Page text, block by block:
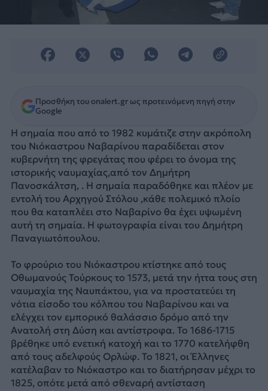
Προσθήκη του onalert.gr ως προτεινόμενη πηγή στην
Google
Η σημαία που από το 1982 κυμάτιζε στην ακρόπολη
του Νιόκαστρου Ναβαρίνου παραδίδεται στον
κυβερνήτη της φρεγάτας που φέρει το όνομα της
ιστορικής ναυμαχίας,από τον Δημήτρη
Πανοσκάλτση, . Η σημαία παραδόθηκε και πλέον με
εντολή του Αρχηγού Στόλου ,κάθε πολεμικό πλοίο
που θα καταπλέει στο Ναβαρίνο θα έχει υψωμένη
αυτή τη σημαία. Η φωτογραφία είναι του Δημήτρη
Παναγιωτόπουλου.
Το φρούριο του Νιόκαστρου κτίστηκε από τους
Οθωμανούς Τούρκους το 1573, μετά την ήττα τους στη
ναυμαχία της Ναυπάκτου, για να προστατεύει τη
νότια είσοδο του κόλπου του Ναβαρίνου και να
ελέγχει τον εμπορικό θαλάσσιο δρόμο από την
Ανατολή στη Δύση και αντίστροφα. Το 1686-1715
βρέθηκε υπό ενετική κατοχή και το 1770 κατελήφθη
από τους αδελφούς Ορλώφ. Το 1821, οι Έλληνες
κατέλαβαν το Νιόκαστρο και το διατήρησαν μέχρι το
1825, οπότε μετά από σθεναρή αντίσταση